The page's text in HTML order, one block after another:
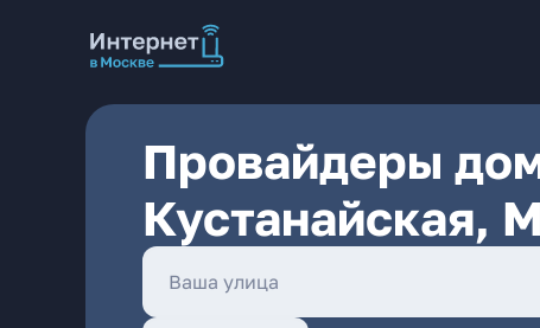
Провайдеры
Кустанайская,